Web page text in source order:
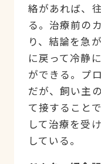
絡があれば、
る。治療前の
り、結論を急
に戻って冷静
ができる。プ
だが、飼い主
て接すること
して治療を受
している。